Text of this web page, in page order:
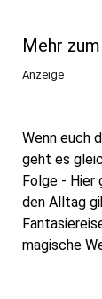
Mehr
Anzeige
Wenn euch
geht es
Folge - Hier
den Alltag
magische